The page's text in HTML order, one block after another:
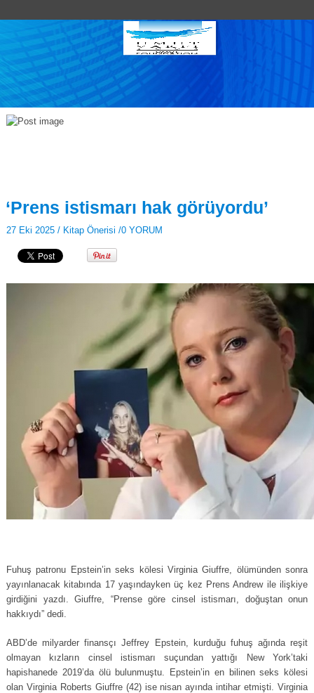
‘Prens istismarı hak görüyordu’
27 Eki 2025 / Kitap Önerisi /0 YORUM
Fuhuş patronu Epstein’in seks kölesi Virginia Giuffre, ölümünden sonra
yayınlanacak kitabında 17 yaşındayken üç kez Prens Andrew ile ilişkiye
girdiğini yazdı. Giuffre, “Prense göre cinsel istismarı, doğuştan onun
hakkıydı” dedi.
ABD’de milyarder finansçı Jeffrey Epstein, kurduğu fuhuş ağında reşit
olmayan kızların cinsel istismarı suçundan yattığı New York’taki
hapishanede 2019’da ölü bulunmuştu. Epstein’in en bilinen seks kölesi
olan Virginia Roberts Giuffre (42) ise nisan ayında intihar etmişti. Virginia